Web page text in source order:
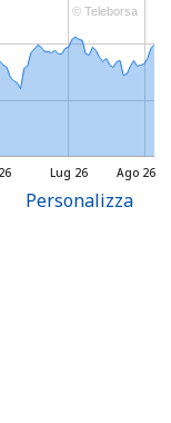
Lug 26 Ago 26
© Teleborsa
Personalizza